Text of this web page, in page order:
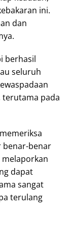
ini.
dan
berhasil
seluruh
pada
benar-benar
melaporkan
dapat
sangat
terulang